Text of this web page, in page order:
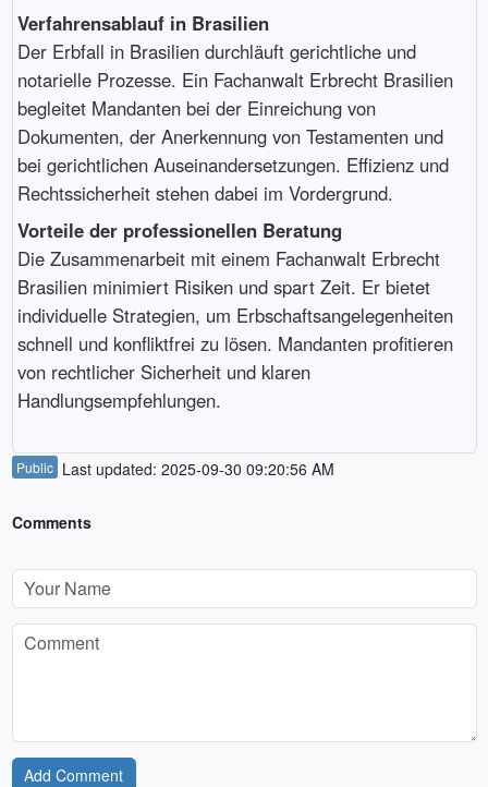
Verfahrensablauf in Brasilien
Der Erbfall in Brasilien durchläuft gerichtliche und
notarielle Prozesse. Ein Fachanwalt Erbrecht Brasilien
begleitet Mandanten bei der Einreichung von
Dokumenten, der Anerkennung von Testamenten und
bei gerichtlichen Auseinandersetzungen. Effizienz und
Rechtssicherheit stehen dabei im Vordergrund.
Vorteile der professionellen Beratung
Die Zusammenarbeit mit einem Fachanwalt Erbrecht
Brasilien minimiert Risiken und spart Zeit. Er bietet
individuelle Strategien, um Erbschaftsangelegenheiten
schnell und konfliktfrei zu lösen. Mandanten profitieren
von rechtlicher Sicherheit und klaren
Handlungsempfehlungen.
Public Last updated: 2025-09-30 09:20:56 AM
Comments
Add Comment